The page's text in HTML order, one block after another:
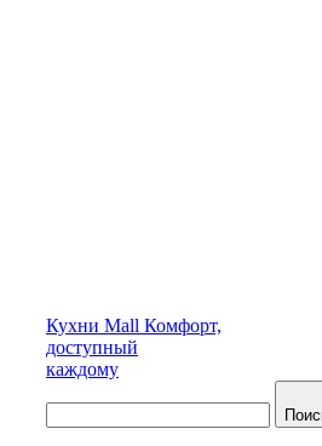
Кухни Mall Комфорт,
доступный
каждому